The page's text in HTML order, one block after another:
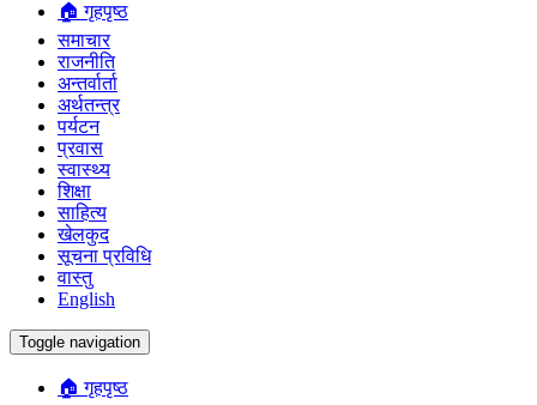
🏠 गृहपृष्ठ
समाचार
राजनीति
अन्तर्वार्ता
अर्थतन्त्र
पर्यटन
प्रवास
स्वास्थ्य
शिक्षा
साहित्य
खेलकुद
सूचना प्रविधि
वास्तु
English
Toggle navigation
🏠 गृहपृष्ठ